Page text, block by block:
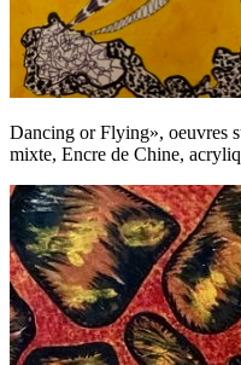
Dancing or Flying», oeuvres
mixte, Encre de Chine,